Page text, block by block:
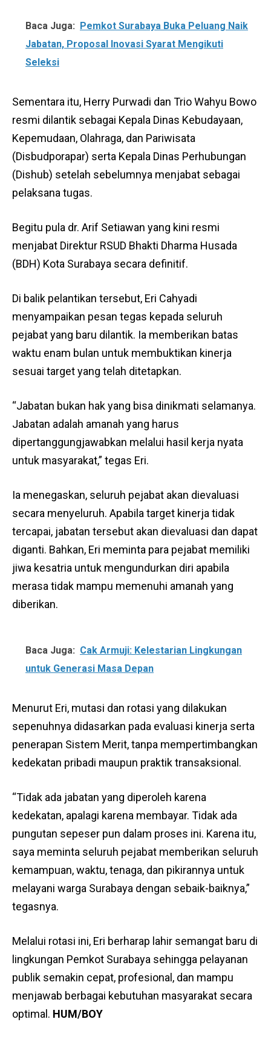
Baca Juga: Pemkot Surabaya Buka Peluang Naik
Jabatan, Proposal Inovasi Syarat Mengikuti
Seleksi
Sementara itu, Herry Purwadi dan Trio Wahyu Bowo
resmi dilantik sebagai Kepala Dinas Kebudayaan,
Kepemudaan, Olahraga, dan Pariwisata
(Disbudporapar) serta Kepala Dinas Perhubungan
(Dishub) setelah sebelumnya menjabat sebagai
pelaksana tugas.
Begitu pula dr. Arif Setiawan yang kini resmi
menjabat Direktur RSUD Bhakti Dharma Husada
(BDH) Kota Surabaya secara definitif.
Di balik pelantikan tersebut, Eri Cahyadi
menyampaikan pesan tegas kepada seluruh
pejabat yang baru dilantik. Ia memberikan batas
waktu enam bulan untuk membuktikan kinerja
sesuai target yang telah ditetapkan.
“Jabatan bukan hak yang bisa dinikmati selamanya.
Jabatan adalah amanah yang harus
dipertanggungjawabkan melalui hasil kerja nyata
untuk masyarakat,” tegas Eri.
Ia menegaskan, seluruh pejabat akan dievaluasi
secara menyeluruh. Apabila target kinerja tidak
tercapai, jabatan tersebut akan dievaluasi dan dapat
diganti. Bahkan, Eri meminta para pejabat memiliki
jiwa kesatria untuk mengundurkan diri apabila
merasa tidak mampu memenuhi amanah yang
diberikan.
Baca Juga: Cak Armuji: Kelestarian Lingkungan
untuk Generasi Masa Depan
Menurut Eri, mutasi dan rotasi yang dilakukan
sepenuhnya didasarkan pada evaluasi kinerja serta
penerapan Sistem Merit, tanpa mempertimbangkan
kedekatan pribadi maupun praktik transaksional.
“Tidak ada jabatan yang diperoleh karena
kedekatan, apalagi karena membayar. Tidak ada
pungutan sepeser pun dalam proses ini. Karena itu,
saya meminta seluruh pejabat memberikan seluruh
kemampuan, waktu, tenaga, dan pikirannya untuk
melayani warga Surabaya dengan sebaik-baiknya,”
tegasnya.
Melalui rotasi ini, Eri berharap lahir semangat baru di
lingkungan Pemkot Surabaya sehingga pelayanan
publik semakin cepat, profesional, dan mampu
menjawab berbagai kebutuhan masyarakat secara
optimal. HUM/BOY